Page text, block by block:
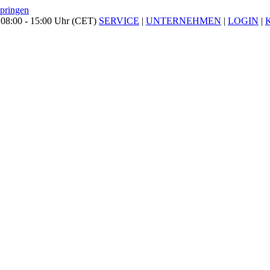
- 15:00 Uhr (CET) SERVICE | UNTERNEHMEN | LOGIN |